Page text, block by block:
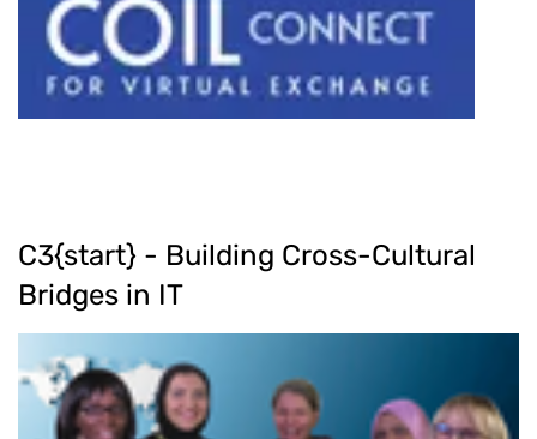
C3{start} - Building Cross-Cultural
Bridges in IT